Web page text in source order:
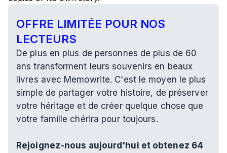
OFFRE LIMITÉE POUR NOS
LECTEURS
De plus en plus de personnes de plus de 60
ans transforment leurs souvenirs en beaux
livres avec Memowrite. C'est le moyen le plus
simple de partager votre histoire, de préserver
votre héritage et de créer quelque chose que
votre famille chérira pour toujours.
Rejoignez-nous aujourd'hui et obtenez 64